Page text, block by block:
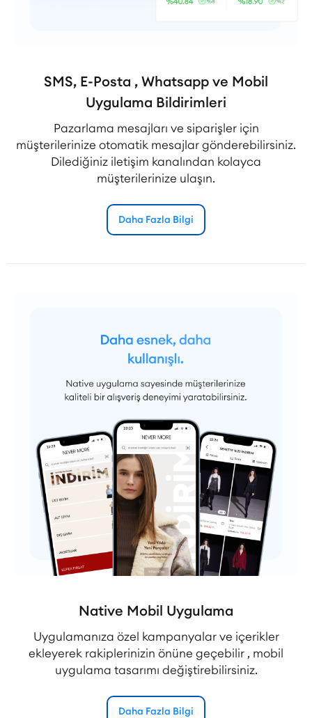
SMS, E-Posta , Whatsapp ve Mobil
Uygulama Bildirimleri
Pazarlama mesajları ve siparişler için
müşterilerinize otomatik mesajlar gönderebilirsiniz.
Dilediğiniz iletişim kanalından kolayca
müşterilerinize ulaşın.
Daha Fazla Bilgi
Native Mobil Uygulama
Uygulamanıza özel kampanyalar ve içerikler
ekleyerek rakiplerinizin önüne geçebilir , mobil
uygulama tasarımı değiştirebilirsiniz.
Daha Fazla Bilgi